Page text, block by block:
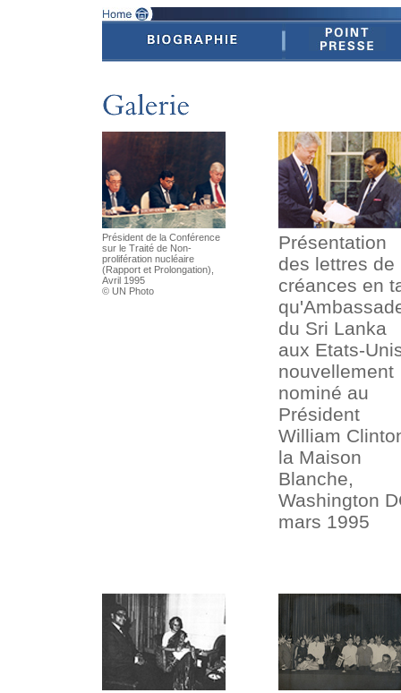
Président de la Conférence
sur le Traité de Non-
prolifération nucléaire
(Rapport et Prolongation),
Avril 1995
© UN Photo
Présentation
des lettres de
créances en
du Sri Lanka
aux Etats-
nouvellement
nominé au
Président
William
la Maison
Blanche,
Washington
mars 1995